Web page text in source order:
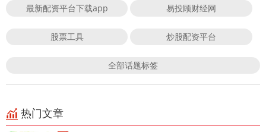
最新配资平台下载app 易投顾财经网
股票工具 炒股配资平台
全部话题标签
热门文章